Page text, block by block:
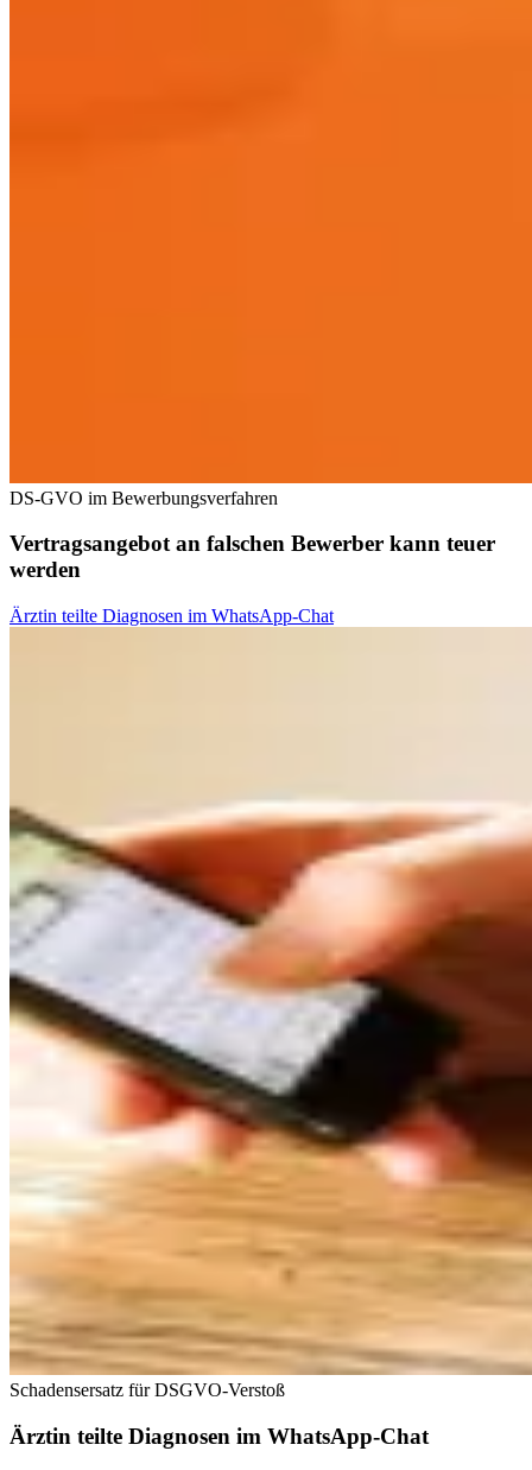
DS-GVO im Bewerbungsverfahren
Vertragsangebot an falschen Bewerber kann teuer
werden
Ärztin teilte Diagnosen im WhatsApp-Chat
Schadensersatz für DSGVO-Verstoß
Ärztin teilte Diagnosen im WhatsApp-Chat